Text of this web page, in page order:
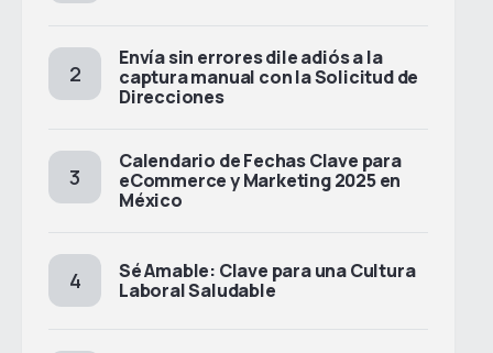
Envía sin errores dile adiós a la
captura manual con la Solicitud de
Direcciones
Calendario de Fechas Clave para
eCommerce y Marketing 2025 en
México
Sé Amable: Clave para una Cultura
Laboral Saludable
Realiza envíos a